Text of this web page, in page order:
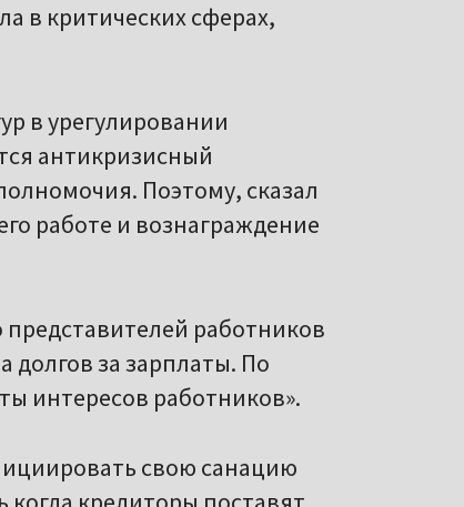
в критических сферах,
в урегулировании
антикризисный
Поэтому, сказал
работе и вознаграждение
работников
долгов за зарплаты. По
интересов работников».
свою санацию